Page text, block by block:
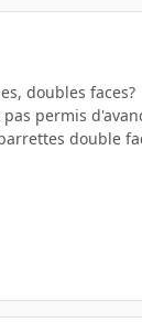
doubles faces?
permis
double